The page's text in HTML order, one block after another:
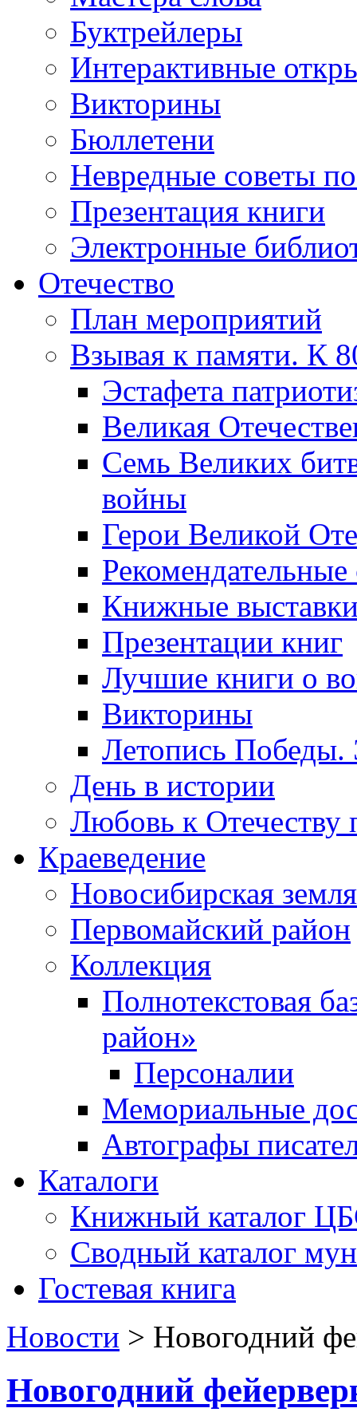
Буктрейлеры
Интерактивные
Викторины
Бюллетени
Невредные советы
Презентация книги
Электронные
Отечество
План мероприятий
Взывая к памяти. К
Эcтафета
Великая
Семь Великих
войны
Герои Великой
Рекомендательные
Книжные
Презентации книг
Лучшие книги о
Викторины
Летопись Победы.
День в истории
Любовь к Отечеству
Краеведение
Новосибирская земля
Первомайский район
Коллекция
Полнотекстовая
район»
Персоналии
Мемориальные
Автографы
Каталоги
Книжный каталог
Сводный каталог
Гостевая книга
Новости > Новогодний
Новогодний